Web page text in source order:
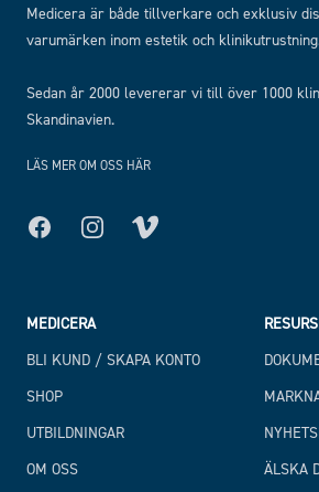
Medicera är både tillverkare och exklusiv
varumärken inom estetik och
Sedan år 2000 levererar vi till över 1000
Skandinavien.
LÄS MER OM OSS HÄR
FacebookInstagram
MEDICERA
BLI KUND / SKAPA KONTO
SHOP
UTBILDNINGAR
OM OSS
ÄLSKA